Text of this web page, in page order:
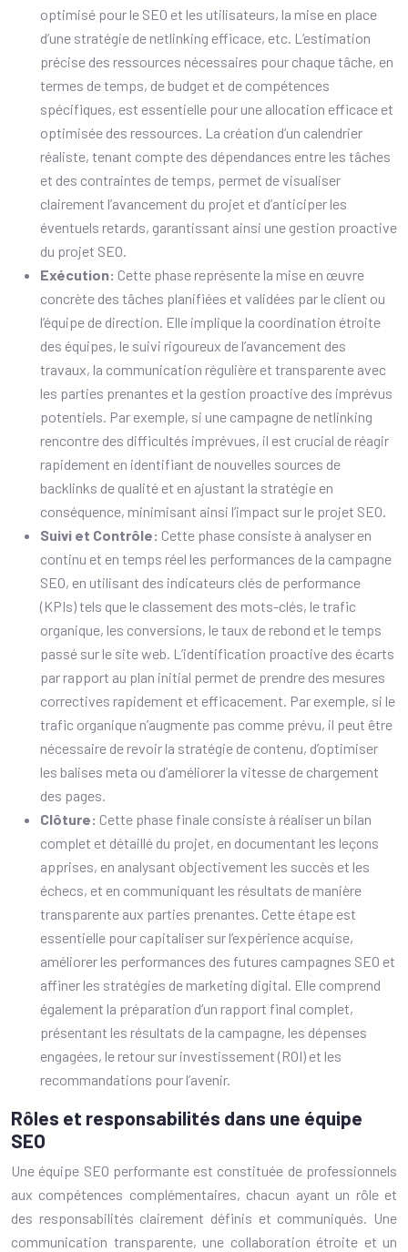
optimisé pour le SEO et les utilisateurs, la mise en place
d’une stratégie de netlinking efficace, etc. L’estimation
précise des ressources nécessaires pour chaque tâche, en
termes de temps, de budget et de compétences
spécifiques, est essentielle pour une allocation efficace et
optimisée des ressources. La création d’un calendrier
réaliste, tenant compte des dépendances entre les tâches
et des contraintes de temps, permet de visualiser
clairement l’avancement du projet et d’anticiper les
éventuels retards, garantissant ainsi une gestion proactive
du projet SEO.
Exécution: Cette phase représente la mise en œuvre
concrète des tâches planifiées et validées par le client ou
l’équipe de direction. Elle implique la coordination étroite
des équipes, le suivi rigoureux de l’avancement des
travaux, la communication régulière et transparente avec
les parties prenantes et la gestion proactive des imprévus
potentiels. Par exemple, si une campagne de netlinking
rencontre des difficultés imprévues, il est crucial de réagir
rapidement en identifiant de nouvelles sources de
backlinks de qualité et en ajustant la stratégie en
conséquence, minimisant ainsi l’impact sur le projet SEO.
Suivi et Contrôle: Cette phase consiste à analyser en
continu et en temps réel les performances de la campagne
SEO, en utilisant des indicateurs clés de performance
(KPIs) tels que le classement des mots-clés, le trafic
organique, les conversions, le taux de rebond et le temps
passé sur le site web. L’identification proactive des écarts
par rapport au plan initial permet de prendre des mesures
correctives rapidement et efficacement. Par exemple, si le
trafic organique n’augmente pas comme prévu, il peut être
nécessaire de revoir la stratégie de contenu, d’optimiser
les balises meta ou d’améliorer la vitesse de chargement
des pages.
Clôture: Cette phase finale consiste à réaliser un bilan
complet et détaillé du projet, en documentant les leçons
apprises, en analysant objectivement les succès et les
échecs, et en communiquant les résultats de manière
transparente aux parties prenantes. Cette étape est
essentielle pour capitaliser sur l’expérience acquise,
améliorer les performances des futures campagnes SEO et
affiner les stratégies de marketing digital. Elle comprend
également la préparation d’un rapport final complet,
présentant les résultats de la campagne, les dépenses
engagées, le retour sur investissement (ROI) et les
recommandations pour l’avenir.
Rôles et responsabilités dans une équipe
SEO
Une équipe SEO performante est constituée de professionnels
aux compétences complémentaires, chacun ayant un rôle et
des responsabilités clairement définis et communiqués. Une
communication transparente, une collaboration étroite et un